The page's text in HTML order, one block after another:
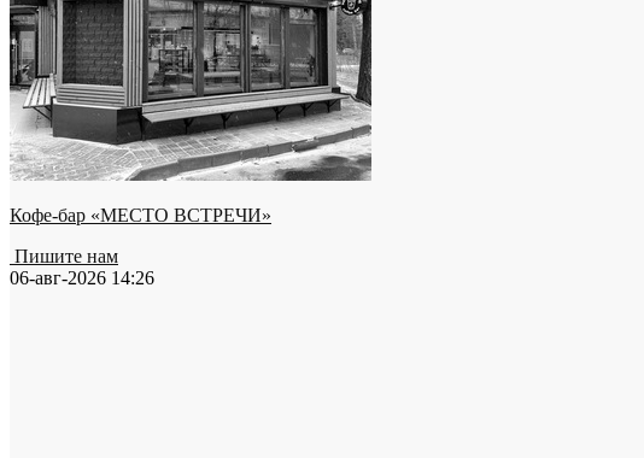
Кофе-бар «МЕСТО ВСТРЕЧИ»
Пишите нам
06-авг-2026 14:26